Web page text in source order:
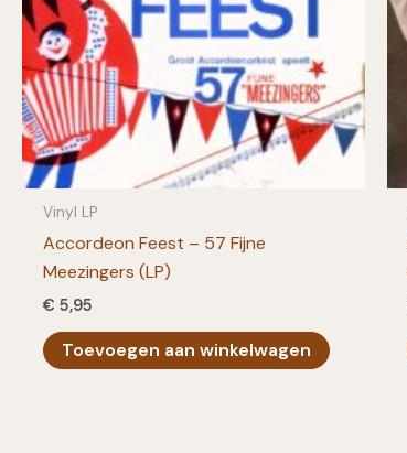
Vinyl LP
Accordeon Feest – 57 Fijne
Meezingers (LP)
€ 5,95
Toevoegen aan winkelwagen